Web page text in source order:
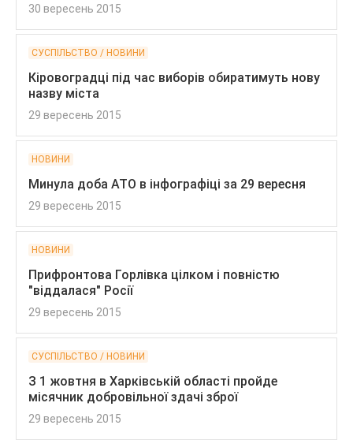
30 вересень 2015
СУСПІЛЬСТВО / НОВИНИ
Кіровоградці під час виборів обиратимуть нову
назву міста
29 вересень 2015
НОВИНИ
Минула доба АТО в інфографіці за 29 вересня
29 вересень 2015
НОВИНИ
Прифронтова Горлівка цілком і повністю
"віддалася" Росії
29 вересень 2015
СУСПІЛЬСТВО / НОВИНИ
З 1 жовтня в Харківській області пройде
місячник добровільної здачі зброї
29 вересень 2015